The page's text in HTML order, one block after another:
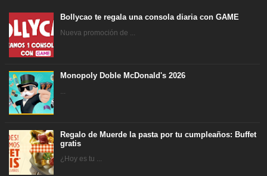
Bollycao te regala una consola diaria con GAME
Nueva promoción de ...
Monopoly Doble McDonald's 2026
...
Regalo de Muerde la pasta por tu cumpleaños: Buffet
gratis
¿Hoy es tu ...